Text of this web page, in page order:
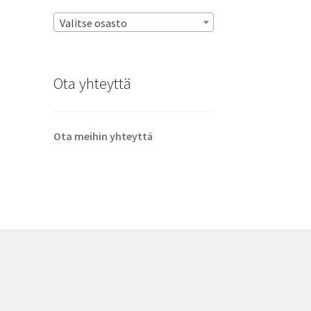
Valitse osasto
Ota yhteyttä
Ota meihin yhteyttä